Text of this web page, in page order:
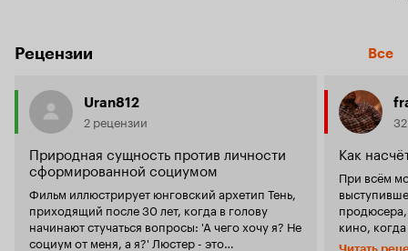
Рецензии Все
Uran812
2 рецензии
Природная сущность против личности
сформированной социумом
Фильм иллюстрирует юнговский архетип Тень,
приходящий после 30 лет, когда в голову
начинают стучаться вопросы: 'А чего хочу я? Не
социум от меня, а я?' Люстер - это
Как
При всём
кино,